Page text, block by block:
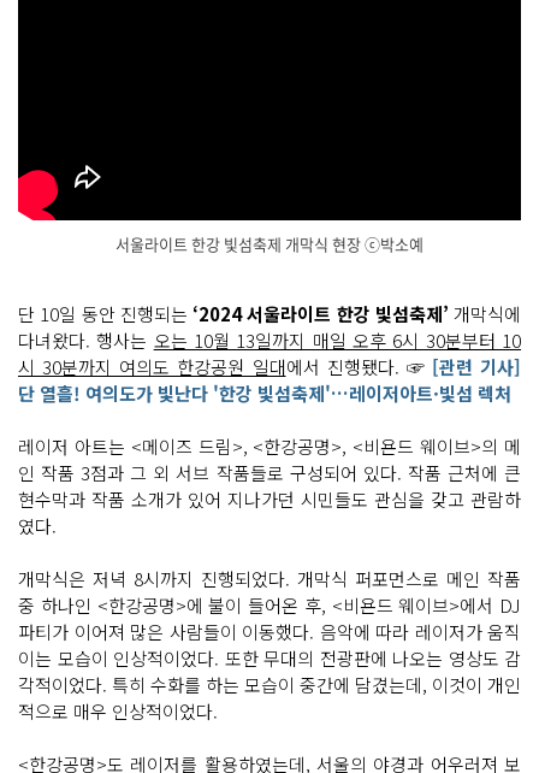
서울라이트 한강 빛섬축제 개막식 현장 ⓒ박소예
단 10일 동안 진행되는 ‘2024 서울라이트 한강 빛섬축제’ 개막식에
다녀왔다. 행사는 오는 10월 13일까지 매일 오후 6시 30분부터 10
시 30분까지 여의도 한강공원 일대에서 진행됐다. ☞[관련 기사]
단 열흘! 여의도가 빛난다 '한강 빛섬축제'…레이저아트·빛섬 렉처
레이저 아트는 <메이즈 드림>, <한강공명>, <비욘드 웨이브>의 메
인 작품 3점과 그 외 서브 작품들로 구성되어 있다. 작품 근처에 큰
현수막과 작품 소개가 있어 지나가던 시민들도 관심을 갖고 관람하
였다.
개막식은 저녁 8시까지 진행되었다. 개막식 퍼포먼스로 메인 작품
중 하나인 <한강공명>에 불이 들어온 후, <비욘드 웨이브>에서 DJ
파티가 이어져 많은 사람들이 이동했다. 음악에 따라 레이저가 움직
이는 모습이 인상적이었다. 또한 무대의 전광판에 나오는 영상도 감
각적이었다. 특히 수화를 하는 모습이 중간에 담겼는데, 이것이 개인
적으로 매우 인상적이었다.
<한강공명>도 레이저를 활용하였는데, 서울의 야경과 어우러져 보